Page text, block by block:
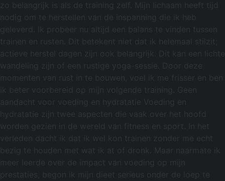
zo belangrijk is als de training zelf. Mijn lichaam heeft tijd
nodig om te herstellen van de inspanning die ik heb
geleverd. Ik probeer nu altijd een balans te vinden tussen
trainen en rusten. Dit betekent niet dat ik helemaal stilzit;
actieve herstel dagen zijn ook belangrijk. Dit kan een lichte
wandeling zijn of een rustige yoga-sessie. Door deze
momenten van rust in te bouwen, voel ik me frisser en ben
ik beter voorbereid op mijn volgende training. Geen
aandacht voor voeding en hydratatie Voeding en
hydratatie zijn twee aspecten die vaak over het hoofd
worden gezien in de wereld van fitness en sport. In het
verleden dacht ik dat ik wel kon trainen zonder me echt
bezig te houden met wat ik at of dronk. Maar naarmate ik
meer leerde over de impact van voeding op mijn
prestaties, begon ik mijn dieet serieus onder de loep te